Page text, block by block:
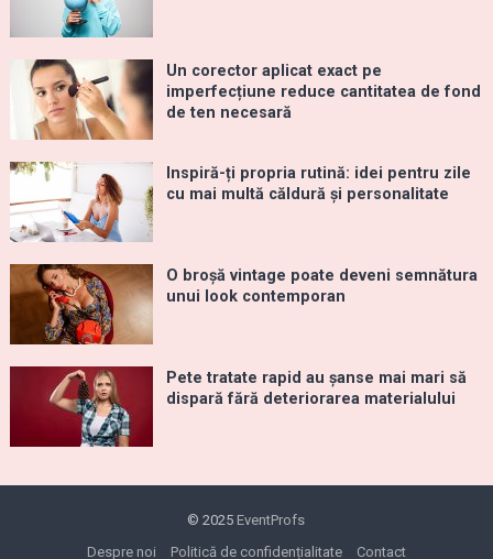
Un corector aplicat exact pe
imperfecțiune reduce cantitatea de fond
de ten necesară
Inspiră-ți propria rutină: idei pentru zile
cu mai multă căldură și personalitate
O broșă vintage poate deveni semnătura
unui look contemporan
Pete tratate rapid au șanse mai mari să
dispară fără deteriorarea materialului
© 2025 EventProfs
Despre noi
Politică de confidențialitate Contact